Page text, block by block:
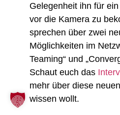
Gelegenheit ihn für ein
vor die Kamera zu
sprechen über zwei
Möglichkeiten im
Teaming“ und
Schaut euch das
mehr über diese
wissen wollt.